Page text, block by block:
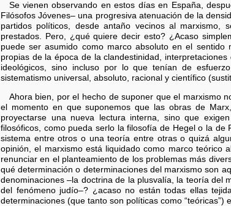
Se vienen observando en estos días en España,
Filósofos Jóvenes– una progresiva atenuación de la
partidos políticos, desde antaño vecinos al marxismo,
prestados. Pero, ¿qué quiere decir esto? ¿Acaso
puede ser asumido como marco absoluto en el
propias de la época de la clandestinidad,
ideológicos, sino incluso por lo que tenían de
sistematismo universal, absoluto, racional y científico
Ahora bien, por el hecho de suponer que el marxismo
el momento en que suponemos que las obras de
proyectarse una nueva lectura interna, sino que
filosóficos, como pueda serlo la filosofía de Hegel o la
sistema entre otros o una teoría entre otras o quizá
opinión, el marxismo está liquidado como marco teórico
renunciar en el planteamiento de los problemas más
qué determinación o determinaciones del marxismo son
denominaciones –la doctrina de la plusvalía, la teoría del
del fenómeno judío–? ¿acaso no están todas ellas
determinaciones (que tanto son políticas como “teóricas”)